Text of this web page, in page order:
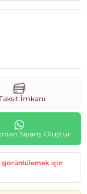
İmkanı
Sipariş Oluştur
görüntülemek için